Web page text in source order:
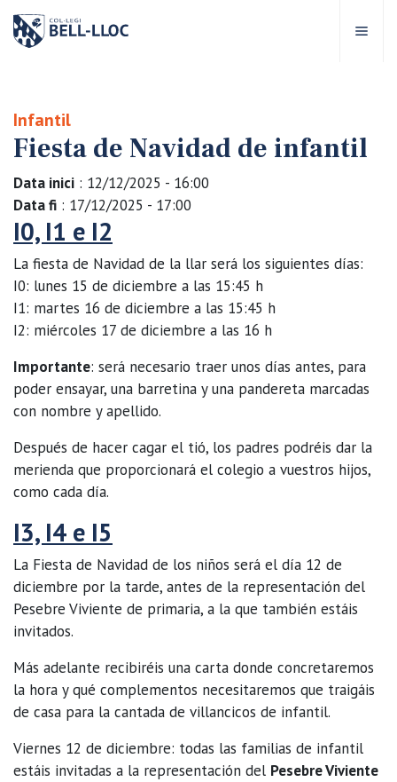
Bell-lloc
Educativo
educativas
Escolares
Bell-lloc
Infantil
Fiesta de Navidad de infantil
Data inici : 12/12/2025 - 16:00
Data fi : 17/12/2025 - 17:00
I0, I1 e I2
La fiesta de Navidad de la llar será los siguientes días:
I0: lunes 15 de diciembre a las 15:45 h
I1: martes 16 de diciembre a las 15:45 h
I2: miércoles 17 de diciembre a las 16 h
Importante: será necesario traer unos días antes, para
poder ensayar, una barretina y una pandereta marcadas
con nombre y apellido.
Después de hacer cagar el tió, los padres podréis dar la
merienda que proporcionará el colegio a vuestros hijos,
como cada día.
I3, I4 e I5
La Fiesta de Navidad de los niños será el día 12 de
diciembre por la tarde, antes de la representación del
Pesebre Viviente de primaria, a la que también estáis
invitados.
Más adelante recibiréis una carta donde concretaremos
la hora y qué complementos necesitaremos que traigáis
de casa para la cantada de villancicos de infantil.
Viernes 12 de diciembre: todas las familias de infantil
estáis invitadas a la representación del Pesebre Viviente